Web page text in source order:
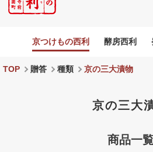
京つけもの西利 酵房西利
TOP 贈答 種類 京の三大漬物
京の三大
商品一